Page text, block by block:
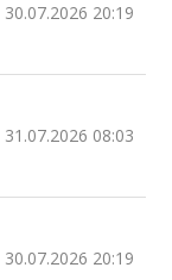
30.07.2026 20:19
31.07.2026 08:03
30.07.2026 20:19